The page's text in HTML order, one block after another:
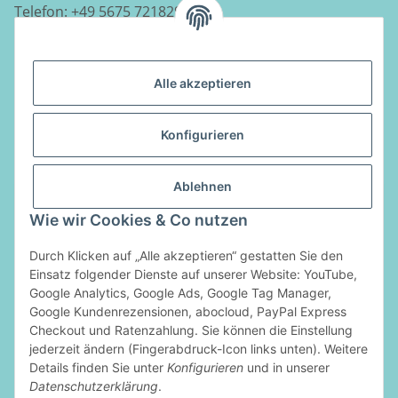
Alle akzeptieren
Konfigurieren
Ablehnen
Wie wir Cookies & Co nutzen
Durch Klicken auf „Alle akzeptieren“ gestatten Sie den
Einsatz folgender Dienste auf unserer Website: YouTube,
Google Analytics, Google Ads, Google Tag Manager,
Google Kundenrezensionen, abocloud, PayPal Express
Checkout und Ratenzahlung. Sie können die Einstellung
jederzeit ändern (Fingerabdruck-Icon links unten). Weitere
Details finden Sie unter Konfigurieren und in unserer
Datenschutzerklärung.
Telefon: +49 5675 7218290
Informationen
Gesetzliche Informationen
Zahlungsarten